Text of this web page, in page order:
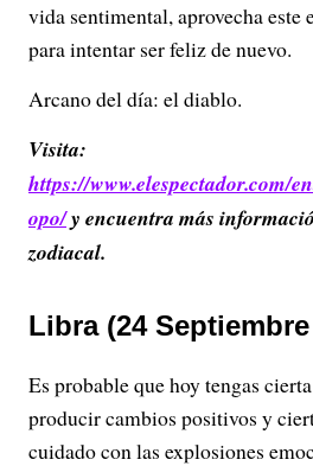
vida sentimental, aprovecha
para intentar ser feliz de nuevo.
Arcano del día: el diablo.
Visita:
https://www.elespectador.com/
opo/y encuentra más
zodiacal.
Libra (24
Es probable que hoy tengas
producir cambios positivos y
cuidado con las explosiones